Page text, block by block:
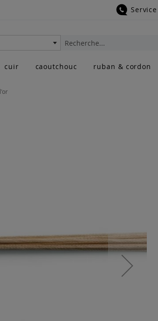
Rechercher
cuir caoutchouc ruban & cordon